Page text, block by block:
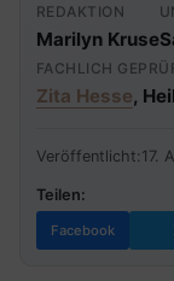
REDAKTION
Marilyn Kruse
FACHLICH
Zita Hesse,
Veröffentlicht: 17.
Teilen:
Facebook